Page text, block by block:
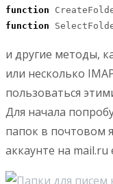
function
function
и другие методы,
или несколько
пользоваться
Для начала
папок в почтовом
аккаунте на mail.ru